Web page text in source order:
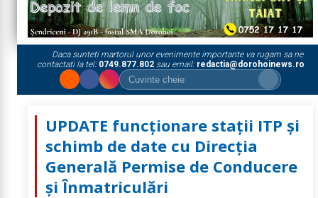
Daca sunteti martorul unor evenimente importante va rugam sa ne
contactati la tel: 0749.877.802sau email: redactia@dorohoinews.ro
UPDATE funcționare stații ITP și
schimb de date cu Direcția
Generală Permise de Conducere
și Înmatriculări